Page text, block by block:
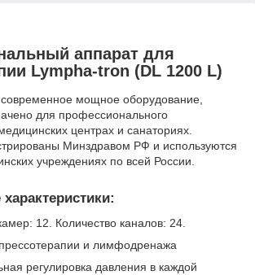
аппарат для
Lympha-tron (DL 1200 L)
мощное оборудование,
для профессионального
центрах и санаториях.
Минздравом РФ и используются
учреждениях по всей России.
12. Количество каналов: 24.
и лимфодренажа
регулировка давления в каждой